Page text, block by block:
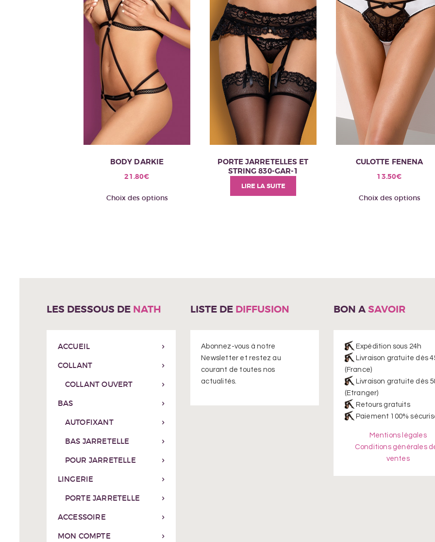
BODY DARKIE
21.80€
Choix des options
page
PORTE JARRETELLES ET
STRING 830-GAR-1
LIRE LA SUITE
CULOTTE FENENA
13.50€
Choix des options
LES DESSOUS DE NATH
ACCUEIL
COLLANT
COLLANT OUVERT
BAS
AUTOFIXANT
BAS JARRETELLE
POUR JARRETELLE
LINGERIE
PORTE JARRETELLE
ACCESSOIRE
MON COMPTE
LISTE DE DIFFUSION
Abonnez-vous à notre
Newsletter et restez au
courant de toutes nos
actualités.
BON A SAVOIR
Expédition sous 24h
Livraison gratuite dès
(France)
Livraison gratuite dès
(Etranger)
Retours gratuits
Paiement 100%
Mentions légales
Conditions générales
ventes